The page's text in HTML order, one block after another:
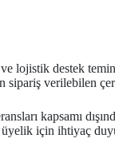
lojistik destek
verilebilen
kapsamı
için ihtiyaç